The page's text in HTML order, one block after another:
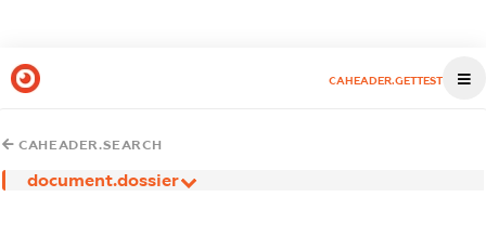
CAHEADER.GETTEST
CAHEADER.SEARCH
document.dossier